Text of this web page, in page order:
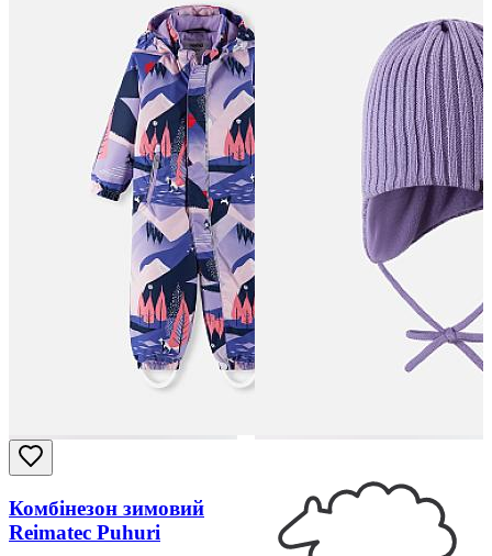
Комбінезон зимовий
Reimatec Puhuri